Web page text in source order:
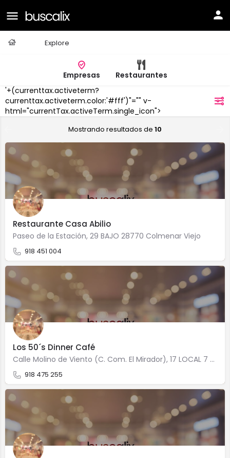
Explore
Empresas
Restaurantes
'+(currenttax.activeterm?
currenttax.activeterm.color:'#fff')"="" v-
html="currentTax.activeTerm.single_icon">
Colmenar
Mostrando resultados de 10
Restaurante Casa Abilio
Paseo de la Estación, 29 BAJO 28770 Colmenar Viejo
918 451 004
Los 50´s Dinner Café
Calle Molino de Viento (C. Com. El Mirador), 17 LOCAL 7 28770 Colmenar Viejo
918 475 255